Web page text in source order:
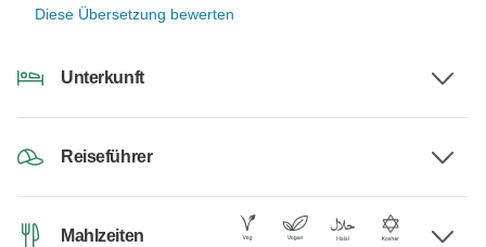
Diese Übersetzung bewerten
Unterkunft
Reiseführer
Mahlzeiten